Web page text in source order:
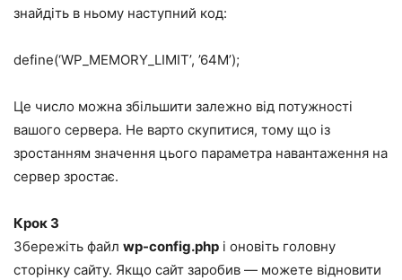
знайдіть в ньому наступний код:
define(‘WP_MEMORY_LIMIT’, ’64M’);
Це число можна збільшити залежно від потужності
вашого сервера. Не варто скупитися, тому що із
зростанням значення цього параметра навантаження на
сервер зростає.
Крок 3
Збережіть файл wp-config.php і оновіть головну
сторінку сайту. Якщо сайт заробив — можете відновити